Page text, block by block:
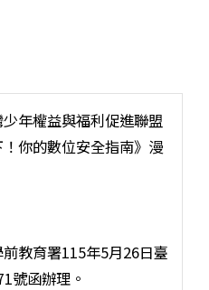
年權益與福利促進聯盟
你的數位安全指南》漫
教育署115年5月26日臺
號函辦理。